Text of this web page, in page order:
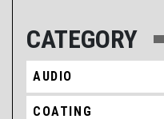
CATEGORY
AUDIO
COATING